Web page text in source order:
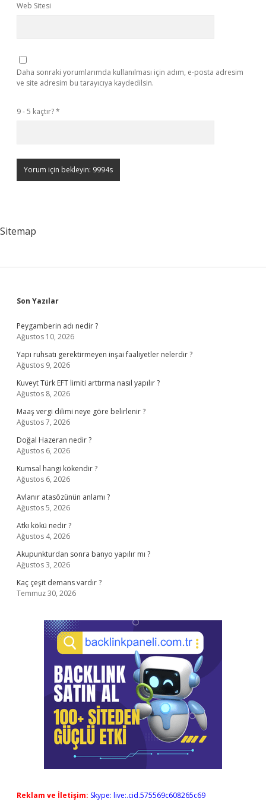
Web Sitesi
Daha sonraki yorumlarımda kullanılması için adım, e-posta adresim
ve site adresim bu tarayıcıya kaydedilsin.
9 - 5 kaçtır?*
Sitemap
Sidebar
Son Yazılar
Peygamberin adı nedir ?
Ağustos 10, 2026
Yapı ruhsatı gerektirmeyen inşai faaliyetler nelerdir ?
Ağustos 9, 2026
Kuveyt Türk EFT limiti arttırma nasıl yapılır ?
Ağustos 8, 2026
Maaş vergi dilimi neye göre belirlenir ?
Ağustos 7, 2026
Doğal Hazeran nedir ?
Ağustos 6, 2026
Kumsal hangi kökendir ?
Ağustos 6, 2026
Avlanır atasözünün anlamı ?
Ağustos 5, 2026
Atkı kökü nedir ?
Ağustos 4, 2026
Akupunkturdan sonra banyo yapılır mı ?
Ağustos 3, 2026
Kaç çeşit demans vardır ?
Temmuz 30, 2026
Reklam ve İletişim: Skype: live:.cid.575569c608265c69